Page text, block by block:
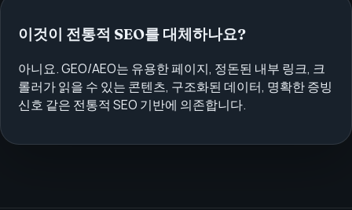
이것이 전통적 SEO를 대체하나요?
아니요. GEO/AEO는 유용한 페이지, 정돈된 내부 링크, 크
롤러가 읽을 수 있는 콘텐츠, 구조화된 데이터, 명확한 증빙
신호 같은 전통적 SEO 기반에 의존합니다.